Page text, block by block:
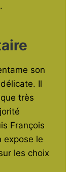
son
Il
très
François
expose le
les choix